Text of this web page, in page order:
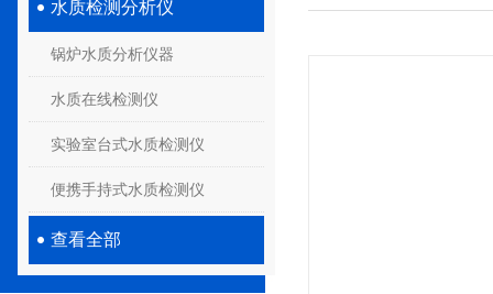
水质检测分析仪
锅炉水质分析仪器
水质在线检测仪
实验室台式水质检测仪
便携手持式水质检测仪
查看全部